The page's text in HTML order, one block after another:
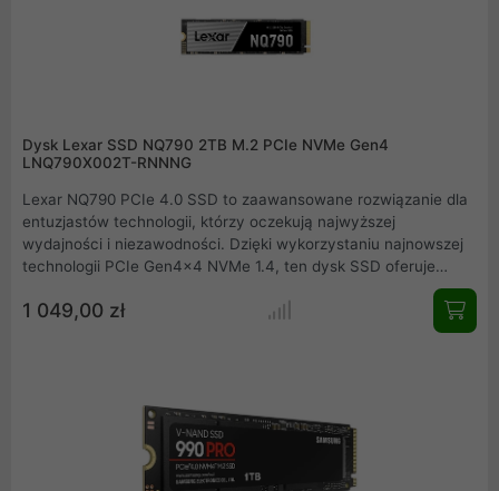
wymiar wydajności. Uruchamianie, wczytywanie oraz
zapisywanie danych, gier, treści nigdy nie było tak szybkie!
Dysk Lexar SSD NQ790 2TB M.2 PCIe NVMe Gen4
LNQ790X002T-RNNNG
Lexar NQ790 PCIe 4.0 SSD to zaawansowane rozwiązanie dla
entuzjastów technologii, którzy oczekują najwyższej
wydajności i niezawodności. Dzięki wykorzystaniu najnowszej
technologii PCIe Gen4x4 NVMe 1.4, ten dysk SSD oferuje
prędkości odczytu do 7000 MB/s i zapisu do 6000 MB/s, co
czyni go idealnym wyborem dla graczy, twórców treści i
profesjonalistów. Lexar NQ790 PCIe 4.0 SSD to doskonały
instalacji, ten dysk SSD spełni oczekiwania nawet najbardziej
wymagających użytkowników
1 049,00 zł